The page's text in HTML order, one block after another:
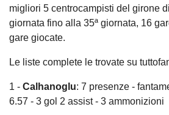
migliori 5 centrocampisti del girone
giornata fino alla 35ª giornata, 16
gare giocate.
Le liste complete le trovate su
1 - Calhanoglu: 7 presenze -
6.57 - 3 gol 2 assist - 3 ammonizioni